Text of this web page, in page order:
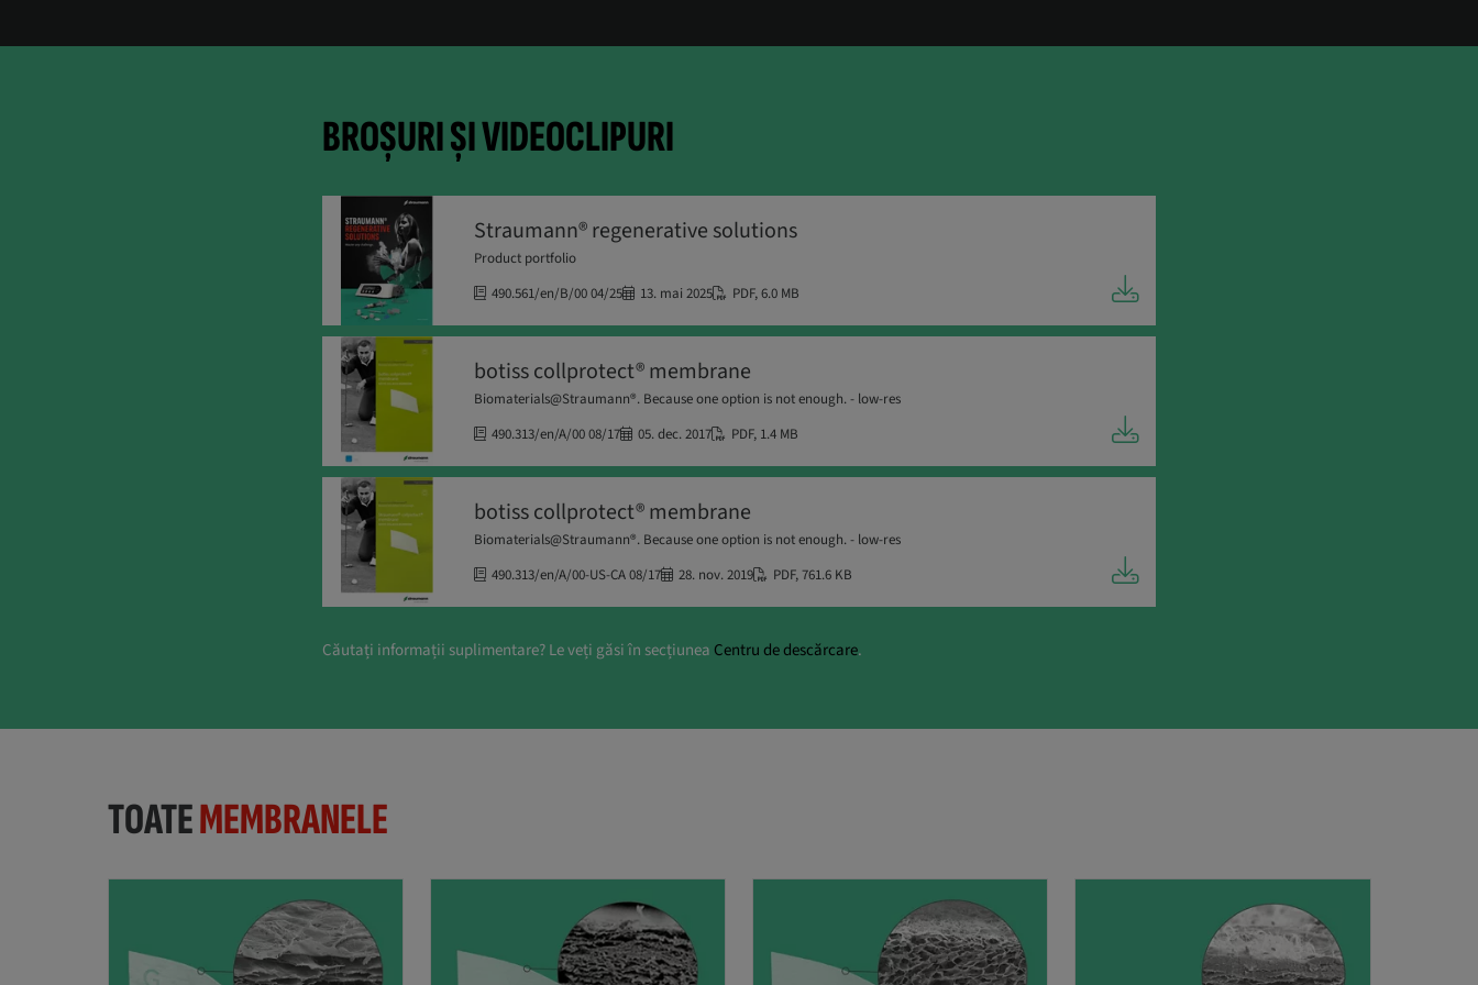
BROȘURI ȘI VIDEOCLIPURI
Straumann® regenerative solutions
Product portfolio
490.561/en/B/00 04/25
13. mai 2025 PDF,6.0 MB
botiss collprotect® membrane
Biomaterials@Straumann®. Because one option is not enough. - low-res
490.313/en/A/00 08/17
05. dec. 2017 PDF, 1.4 MB
botiss collprotect® membrane
Biomaterials@Straumann®. Because one option is not enough. - low-res
490.313/en/A/00-US-CA 08/17
28. nov. 2019 PDF,761.6 KB
Căutați informații suplimentare? Le veți găsi în secțiunea Centru de descărcare.
TOATEMEMBRANELE